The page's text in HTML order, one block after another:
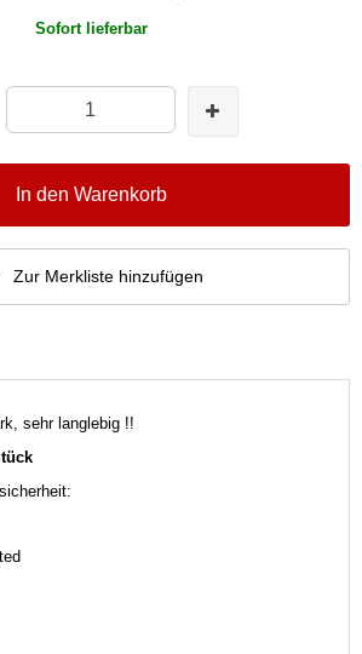
Sofort lieferbar
In den Warenkorb
Zur Merkliste hinzufügen
sehr langlebig !!